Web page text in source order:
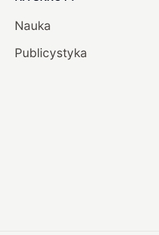
Nauka
Publicystyka